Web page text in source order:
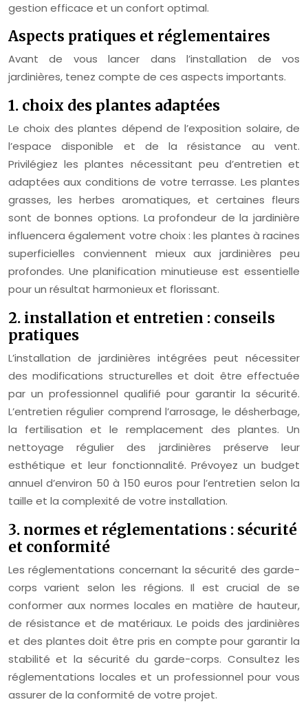
gestion efficace et un confort optimal.
Aspects pratiques et réglementaires
Avant de vous lancer dans l’installation de vos
jardinières, tenez compte de ces aspects importants.
1. choix des plantes adaptées
Le choix des plantes dépend de l’exposition solaire, de
l’espace disponible et de la résistance au vent.
Privilégiez les plantes nécessitant peu d’entretien et
adaptées aux conditions de votre terrasse. Les plantes
grasses, les herbes aromatiques, et certaines fleurs
sont de bonnes options. La profondeur de la jardinière
influencera également votre choix : les plantes à racines
superficielles conviennent mieux aux jardinières peu
profondes. Une planification minutieuse est essentielle
pour un résultat harmonieux et florissant.
2. installation et entretien : conseils
pratiques
L’installation de jardinières intégrées peut nécessiter
des modifications structurelles et doit être effectuée
par un professionnel qualifié pour garantir la sécurité.
L’entretien régulier comprend l’arrosage, le désherbage,
la fertilisation et le remplacement des plantes. Un
nettoyage régulier des jardinières préserve leur
esthétique et leur fonctionnalité. Prévoyez un budget
annuel d’environ 50 à 150 euros pour l’entretien selon la
taille et la complexité de votre installation.
3. normes et réglementations : sécurité
et conformité
Les réglementations concernant la sécurité des garde-
corps varient selon les régions. Il est crucial de se
conformer aux normes locales en matière de hauteur,
de résistance et de matériaux. Le poids des jardinières
et des plantes doit être pris en compte pour garantir la
stabilité et la sécurité du garde-corps. Consultez les
réglementations locales et un professionnel pour vous
assurer de la conformité de votre projet.